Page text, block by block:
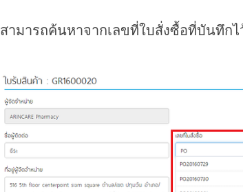
สามารถค้นหาจากเลขที่ใบสั่งซื้อที่บันทึก